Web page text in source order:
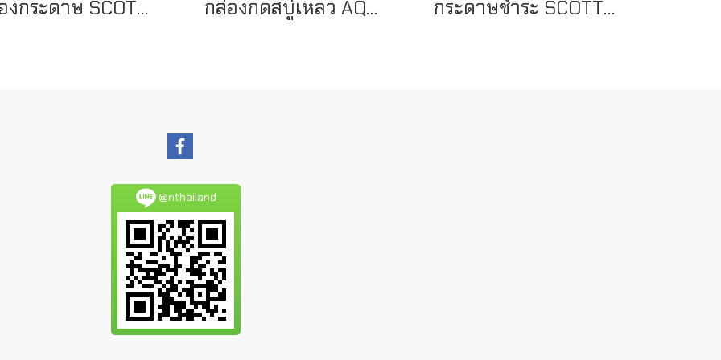
กล่องกระดาษ SCOTT Control (Center Pull) Jumbo Roll Bath Tissue Dispenser กล่องกดสบู่เหลว AQUARIUS Hand Clenser & Sanitiser Dispenser กระดาษชำระ SCOTT Control JRT (Center Pull)
@nthailand